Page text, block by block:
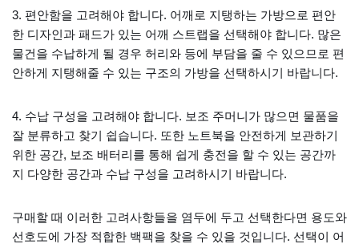
3. 편안함을 고려해야 합니다. 어깨로 지탱하는 가방으로 편안
한 디자인과 패드가 있는 어깨 스트랩을 선택해야 합니다. 많은
물건을 수납하게 될 경우 허리와 등에 부담을 줄 수 있으므로 편
안하게 지탱해줄 수 있는 구조의 가방을 선택하시기 바랍니다.
4. 수납 구성을 고려해야 합니다. 보조 주머니가 많으면 물품을
잘 분류하고 찾기 쉽습니다. 또한 노트북을 안전하게 보관하기
위한 공간, 보조 배터리를 통해 쉽게 충전을 할 수 있는 공간까
지 다양한 공간과 수납 구성을 고려하시기 바랍니다.
구매할 때 이러한 고려사항들을 염두에 두고 선택한다면 용도와
선호도에 가장 적합한 백팩을 찾을 수 있을 것입니다. 선택이 어